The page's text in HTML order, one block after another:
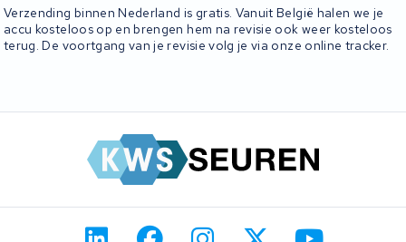
Verzending binnen Nederland is gratis. Vanuit België halen we je
accu kosteloos op en brengen hem na revisie ook weer kosteloos
terug. De voortgang van je revisie volg je via onze online tracker.